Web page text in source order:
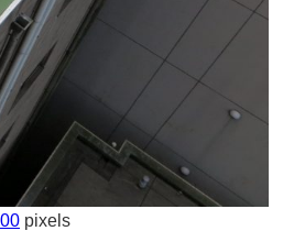
pixels